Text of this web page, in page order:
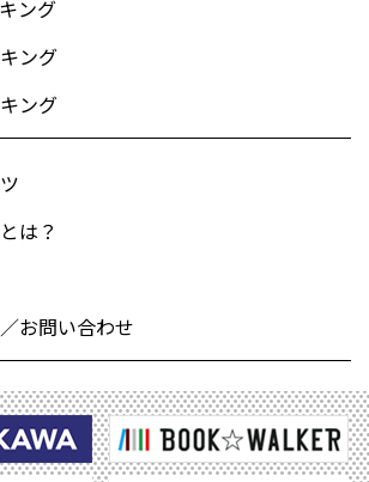
ング
ング
ング
は？
お問い合わせ